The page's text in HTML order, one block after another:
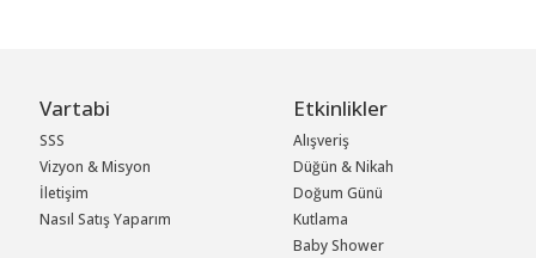
Vartabi
SSS
Vizyon & Misyon
İletişim
Nasıl Satış Yaparım
Etkinlikler
Alışveriş
Düğün & Nikah
Doğum Günü
Kutlama
Baby Shower